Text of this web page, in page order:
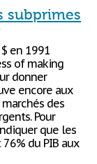
subprimes
en 1991
of making
donner
encore aux
des
Pour
que les
du PIB aux